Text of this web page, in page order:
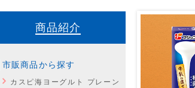
商品紹介
市販商品から探す
カスピ海ヨーグルト プレーン